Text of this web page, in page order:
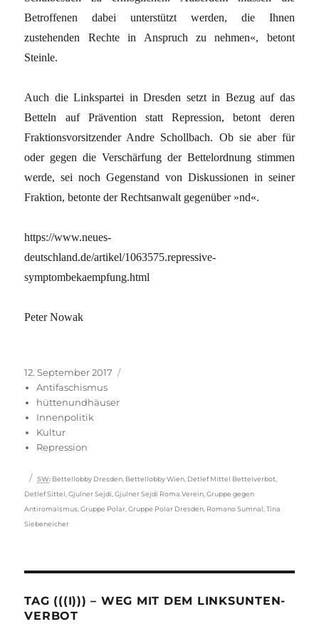
Betroffenen dabei unterstützt werden, die Ihnen
zustehenden Rechte in Anspruch zu nehmen«, betont
Steinle.
Auch die Linkspartei in Dresden setzt in Bezug auf das
Betteln auf Prävention statt Repression, betont deren
Fraktionsvorsitzender Andre Schollbach. Ob sie aber für
oder gegen die Verschärfung der Bettelordnung stimmen
werde, sei noch Gegenstand von Diskussionen in seiner
Fraktion, betonte der Rechtsanwalt gegenüber »nd«.
https://www.neues-
deutschland.de/artikel/1063575.repressive-
symptombekaempfung.html
Peter Nowak
Veröffentlicht
am
12. September 2017
Antifaschismus
hüttenundhäuser
Innenpolitik
Kultur
Repression
Schlagwörter
SW: Bettellobby Dresden, Bettellobby Wien, Detlef Mittel Bettelverbot,
Detlef Sittel,Gjulner Sejdi,Gjulner Sejdi Roma.Verein,Gruppe gegen
Antiromaismus,Gruppe Polar,Gruppe Polar Dresden, Romano Sumnal,Tina
Siebeneicher
TAG (((I))) – WEG MIT DEM LINKSUNTEN-
VERBOT